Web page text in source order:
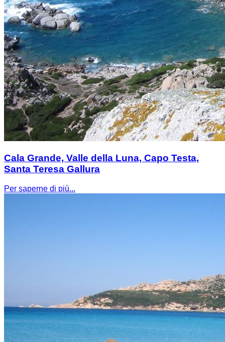
Cala Grande, Valle della Luna, Capo Testa,
Santa Teresa Gallura
Per saperne di più...